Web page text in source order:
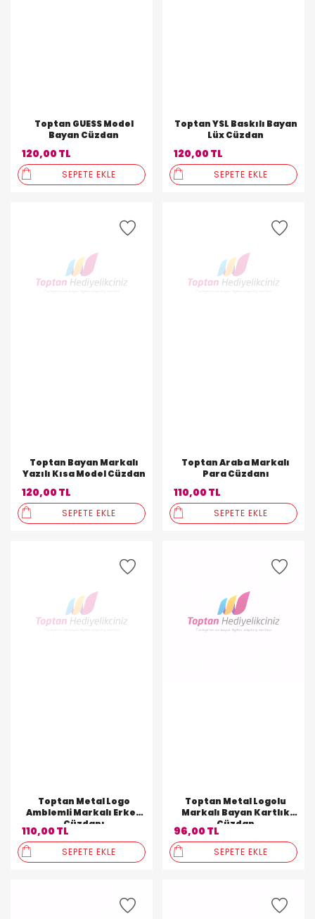
Toptan GUESS Model
Bayan Cüzdan
120,00 TL
SEPETE EKLE
Toptan YSL Baskılı Bayan
Lüx Cüzdan
120,00 TL
SEPETE EKLE
Toptan Bayan Markalı
Yazılı Kısa Model Cüzdan
120,00 TL
SEPETE EKLE
Toptan Araba Markalı
Para Cüzdanı
110,00 TL
SEPETE EKLE
Toptan Metal Logo
Amblemli Markalı Erkek
Cüzdanı
110,00 TL
SEPETE EKLE
Toptan Metal Logolu
Markalı Bayan Kartlık
Cüzdan
96,00 TL
SEPETE EKLE